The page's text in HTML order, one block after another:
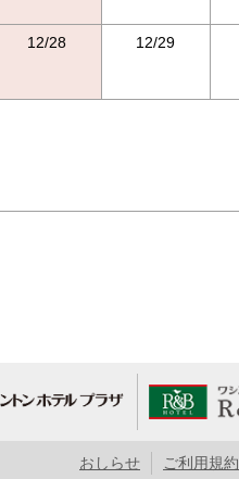
12/28 12/29
おしらせ ご利用規約